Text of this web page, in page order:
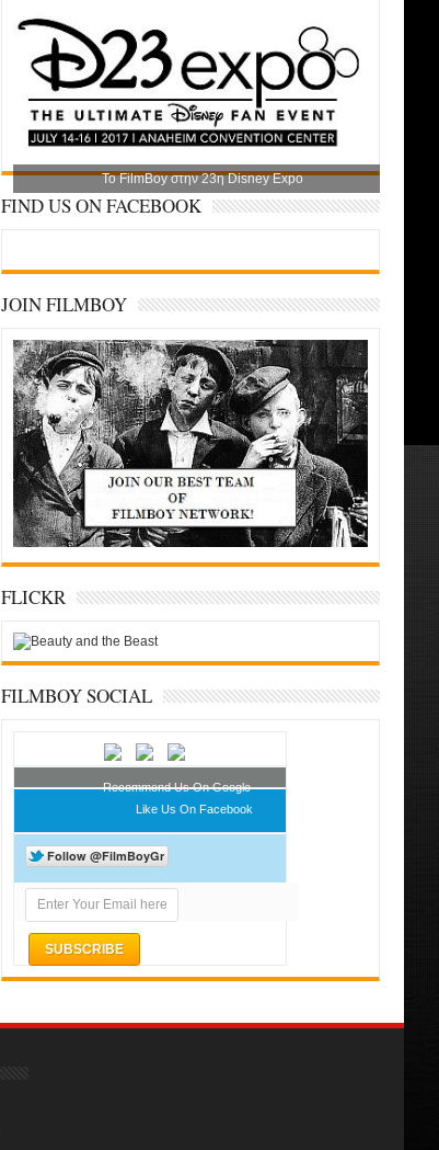
Το FilmBoy στην 23η Disney Expo
FIND US ON FACEBOOK
JOIN FILMBOY
FLICKR
FILMBOY SOCIAL
Recommend Us On Google
Like Us On Facebook